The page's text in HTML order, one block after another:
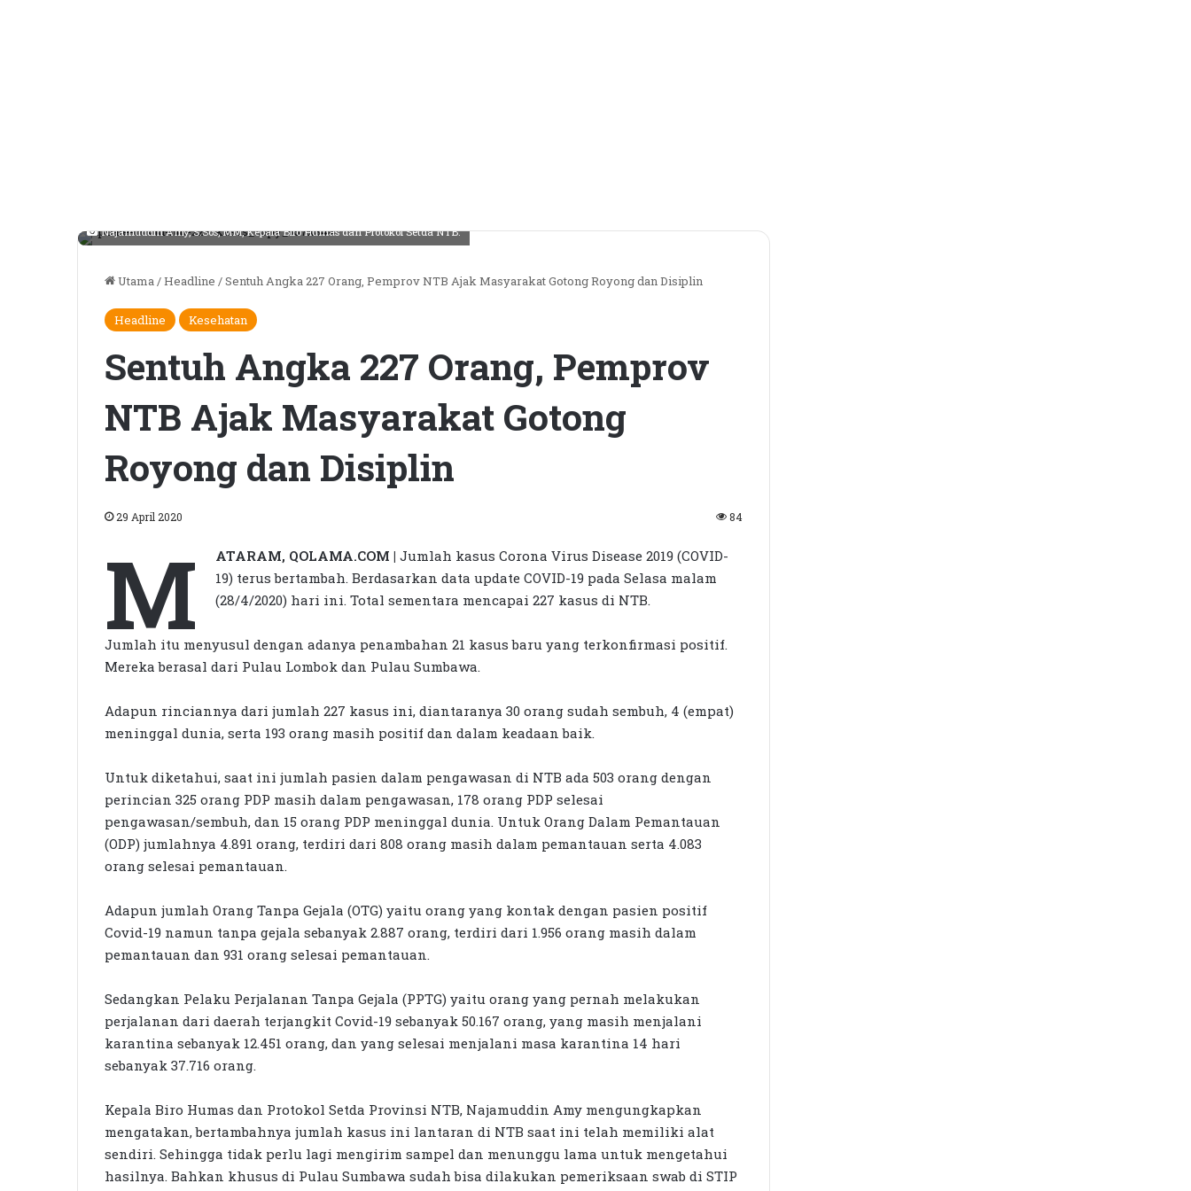
Najamuddin Amy, S.Sos, MM, Kepala Biro Humas dan Protokol Setda NTB.
Utama/Headline /Sentuh Angka 227 Orang, Pemprov NTB Ajak Masyarakat Gotong Royong dan Disiplin
Headline Kesehatan
Sentuh Angka 227 Orang, Pemprov
NTB Ajak Masyarakat Gotong
Royong dan Disiplin
29 April 2020 84
M ATARAM, QOLAMA.COM | Jumlah kasus Corona Virus Disease 2019 (COVID-
19) terus bertambah. Berdasarkan data update COVID-19 pada Selasa malam
(28/4/2020) hari ini. Total sementara mencapai 227 kasus di NTB.
Jumlah itu menyusul dengan adanya penambahan 21 kasus baru yang terkonfirmasi positif.
Mereka berasal dari Pulau Lombok dan Pulau Sumbawa.
Adapun rinciannya dari jumlah 227 kasus ini, diantaranya 30 orang sudah sembuh, 4 (empat)
meninggal dunia, serta 193 orang masih positif dan dalam keadaan baik.
Untuk diketahui, saat ini jumlah pasien dalam pengawasan di NTB ada 503 orang dengan
perincian 325 orang PDP masih dalam pengawasan, 178 orang PDP selesai
pengawasan/sembuh, dan 15 orang PDP meninggal dunia. Untuk Orang Dalam Pemantauan
(ODP) jumlahnya 4.891 orang, terdiri dari 808 orang masih dalam pemantauan serta 4.083
orang selesai pemantauan.
Adapun jumlah Orang Tanpa Gejala (OTG) yaitu orang yang kontak dengan pasien positif
Covid-19 namun tanpa gejala sebanyak 2.887 orang, terdiri dari 1.956 orang masih dalam
pemantauan dan 931 orang selesai pemantauan.
Sedangkan Pelaku Perjalanan Tanpa Gejala (PPTG) yaitu orang yang pernah melakukan
perjalanan dari daerah terjangkit Covid-19 sebanyak 50.167 orang, yang masih menjalani
karantina sebanyak 12.451 orang, dan yang selesai menjalani masa karantina 14 hari
sebanyak 37.716 orang.
Kepala Biro Humas dan Protokol Setda Provinsi NTB, Najamuddin Amy mengungkapkan
mengatakan, bertambahnya jumlah kasus ini lantaran di NTB saat ini telah memiliki alat
sendiri. Sehingga tidak perlu lagi mengirim sampel dan menunggu lama untuk mengetahui
hasilnya. Bahkan khusus di Pulau Sumbawa sudah bisa dilakukan pemeriksaan swab di STIP